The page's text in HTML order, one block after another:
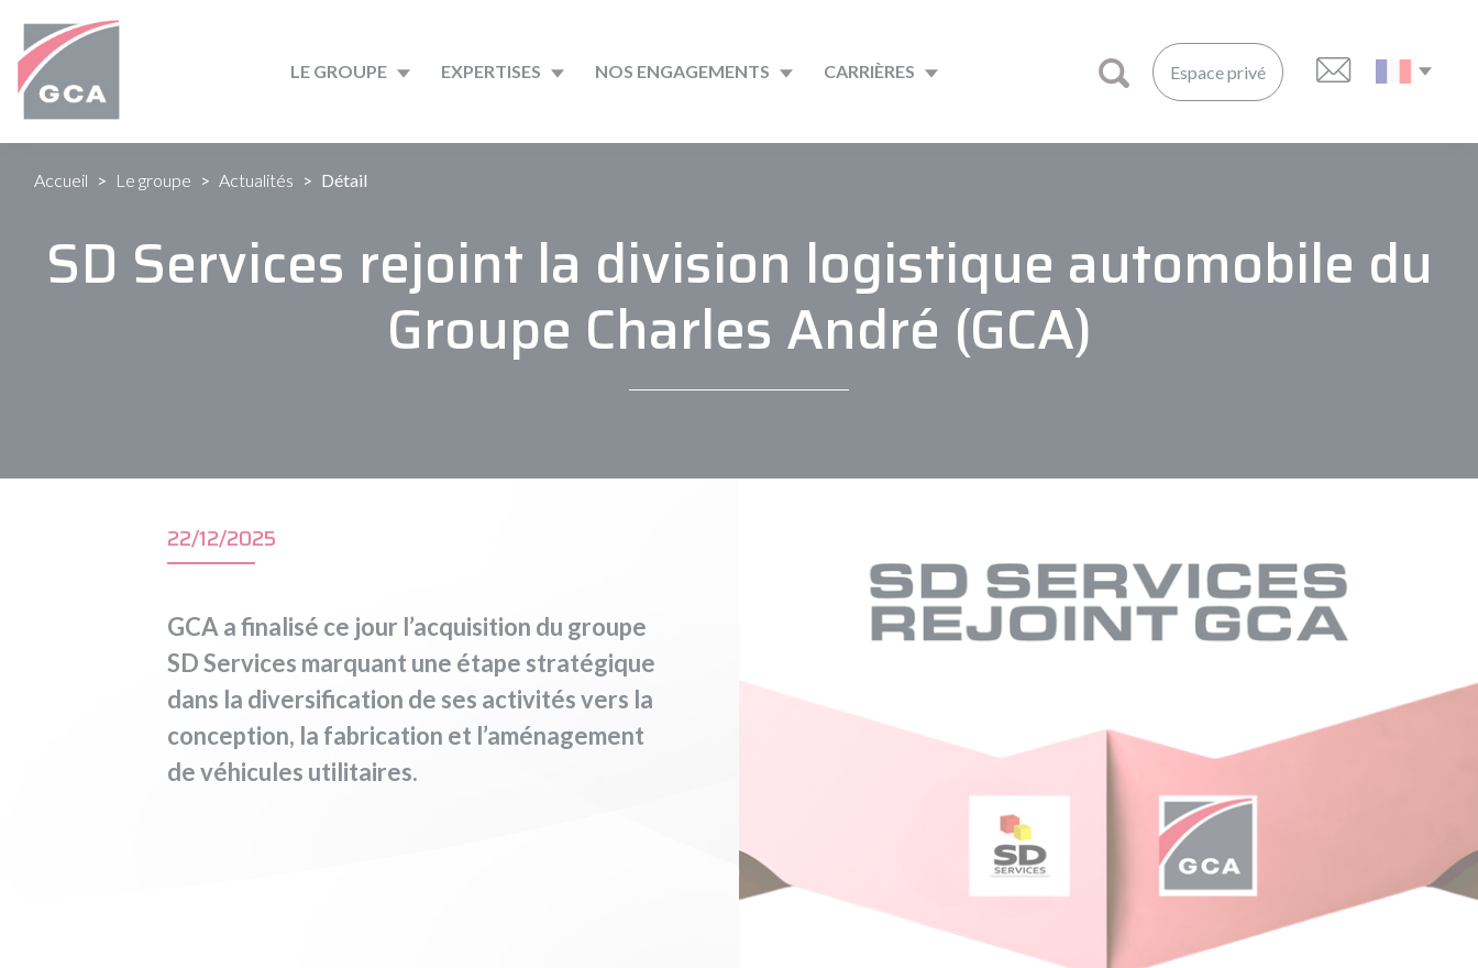
LE GROUPE EXPERTISES NOS ENGAGEMENTS CARRIÈRES Espace privé
Accueil Le groupe Actualités Détail
SD Services rejoint la division logistique automobile du
Groupe Charles André (GCA)
22/12/2025
GCA a finalisé ce jour l’acquisition du groupe
SD Services marquant une étape stratégique
dans la diversification de ses activités vers la
conception, la fabrication et l’aménagement
de véhicules utilitaires.